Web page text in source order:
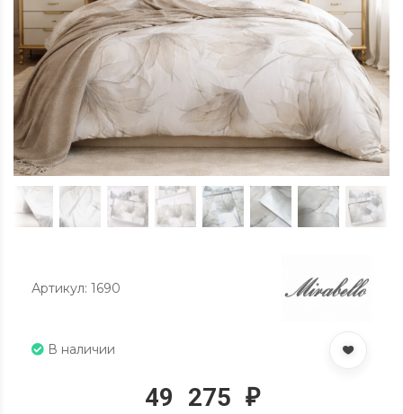
Артикул: 1690
В наличии
49 275 ₽